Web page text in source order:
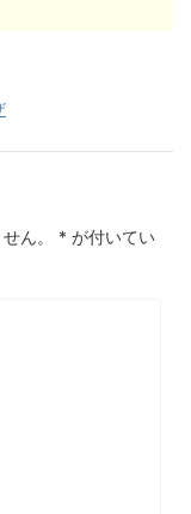
ん。 * が付いてい